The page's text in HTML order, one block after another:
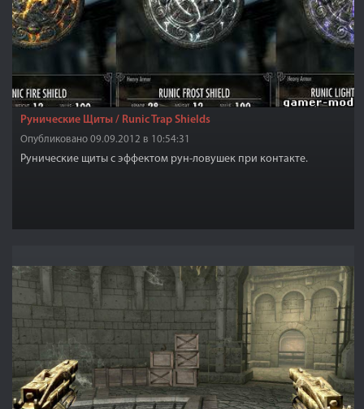
Рунические Щиты / Runic Trap Shields
Опубликовано 09.09.2012 в 10:54:31
Рунические щиты с эффектом рун-ловушек при контакте.